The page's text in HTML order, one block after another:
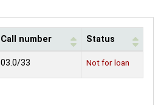
Call number Status
03.0/33 Not for loan